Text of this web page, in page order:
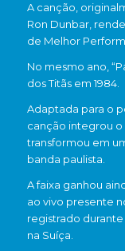
A canção,
Ron Dunbar,
de Melhor
No mesmo ano,
dos Titãs em 1984.
Adaptada para o
canção integrou
transformou em
banda paulista.
A faixa ganhou
ao vivo presente
registrado
na Suíça.